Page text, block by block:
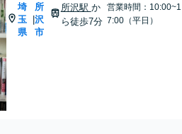
埼
玉
県
所
沢
市
所沢駅 か
ら徒歩7分
営業時間：10:00~1
7:00（平日）